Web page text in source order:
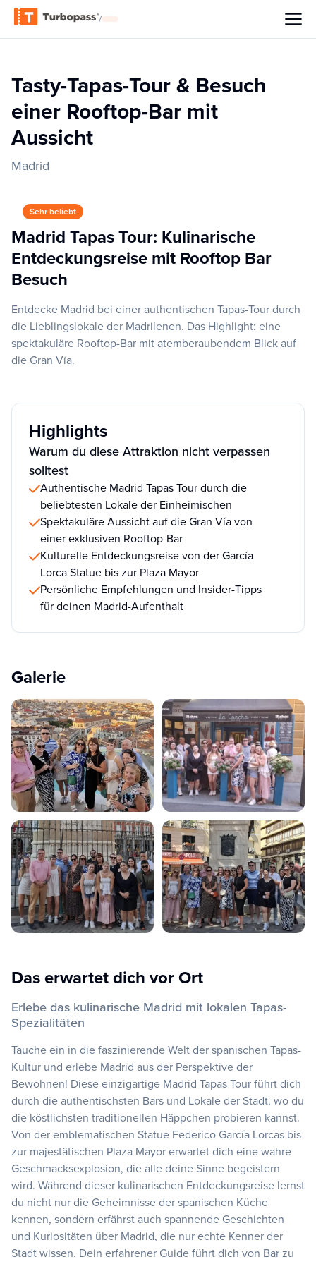
/
Tasty-Tapas-Tour & Besuch
einer Rooftop-Bar mit
Aussicht
Madrid
Sehr beliebt
Madrid Tapas Tour: Kulinarische
Entdeckungsreise mit Rooftop Bar
Besuch
Entdecke Madrid bei einer authentischen Tapas-Tour durch
die Lieblingslokale der Madrilenen. Das Highlight: eine
spektakuläre Rooftop-Bar mit atemberaubendem Blick auf
die Gran Vía.
Highlights
Warum du diese Attraktion nicht verpassen
solltest
Authentische Madrid Tapas Tour durch die
beliebtesten Lokale der Einheimischen
Spektakuläre Aussicht auf die Gran Vía von
einer exklusiven Rooftop-Bar
Kulturelle Entdeckungsreise von der García
Lorca Statue bis zur Plaza Mayor
Persönliche Empfehlungen und Insider-Tipps
für deinen Madrid-Aufenthalt
Galerie
Das erwartet dich vor Ort
Erlebe das kulinarische Madrid mit lokalen Tapas-
Spezialitäten
Tauche ein in die faszinierende Welt der spanischen Tapas-
Kultur und erlebe Madrid aus der Perspektive der
Bewohnen! Diese einzigartige Madrid Tapas Tour führt dich
durch die authentischsten Bars und Lokale der Stadt, wo du
die köstlichsten traditionellen Häppchen probieren kannst.
Von der emblematischen Statue Federico García Lorcas bis
zur majestätischen Plaza Mayor erwartet dich eine wahre
Geschmacksexplosion, die alle deine Sinne begeistern
wird. Während dieser kulinarischen Entdeckungsreise lernst
du nicht nur die Geheimnisse der spanischen Küche
kennen, sondern erfährst auch spannende Geschichten
und Kuriositäten über Madrid, die nur echte Kenner der
Stadt wissen. Dein erfahrener Guide führt dich von Bar zu